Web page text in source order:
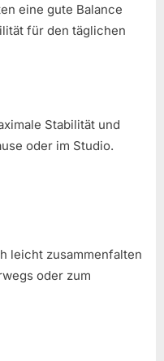
eine gute Balance
für den täglichen
Stabilität und
oder im Studio.
leicht zusammenfalten
oder zum